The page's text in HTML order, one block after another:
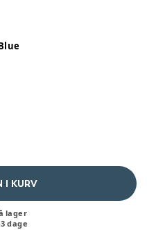
I KURV
lager
3 dage